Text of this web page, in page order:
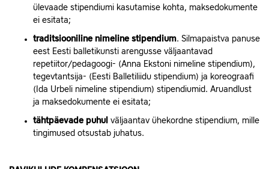
ülevaade stipendiumi kasutamise kohta, maksedokumente
ei esitata;
traditsiooniline nimeline stipendium. Silmapaistva panuse
eest Eesti balletikunsti arengusse väljaantavad
repetiitor/pedagoogi- (Anna Ekstoni nimeline stipendium),
tegevtantsija- (Eesti Balletiliidu stipendium) ja koreograafi
(Ida Urbeli nimeline stipendium) stipendiumid. Aruandlust
ja maksedokumente ei esitata;
tähtpäevade puhul väljaantav ühekordne stipendium, mille
tingimused otsustab juhatus.